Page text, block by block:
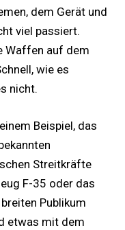
dem Gerät und
viel passiert.
Waffen auf dem
wie es
nicht.
Beispiel, das
Streitkräfte
F-35 oder das
Publikum
etwas mit dem